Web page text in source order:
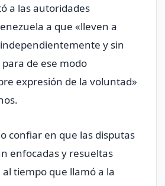
a las autoridades
a que «lleven a
y sin
de ese modo
expresión de la voluntad»
confiar en que las disputas
enfocadas y resueltas
tiempo que llamó a la